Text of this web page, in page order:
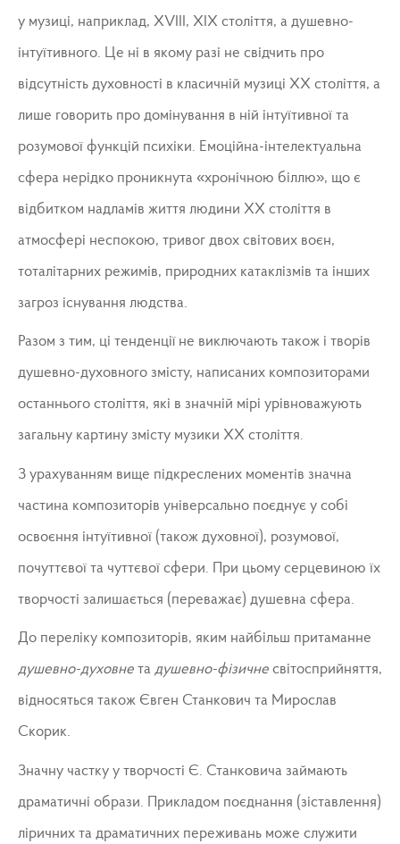
у музиці, наприклад, ХVІІІ, ХІХ століття, а душевно-
інтуїтивного. Це ні в якому разі не свідчить про
відсутність духовності в класичній музиці ХХ століття, а
лише говорить про домінування в ній інтуїтивної та
розумової функцій психіки. Емоційна-інтелектуальна
сфера нерідко проникнута «хронічною біллю», що є
відбитком надламів життя людини ХХ століття в
атмосфері неспокою, тривог двох світових воєн,
тоталітарних режимів, природних катаклізмів та інших
загроз існування людства.
Разом з тим, ці тенденції не виключають також і творів
душевно-духовного змісту, написаних композиторами
останнього століття, які в значній мірі урівноважують
загальну картину змісту музики ХХ століття.
З урахуванням вище підкреслених моментів значна
частина композиторів універсально поєднує у собі
освоєння інтуїтивної (також духовної), розумової,
почуттєвої та чуттєвої сфери. При цьому серцевиною їх
творчості залишається (переважає) душевна сфера.
До переліку композиторів, яким найбільш притаманне
душевно-духовне та душевно-фізичне світосприйняття,
відносяться також Євген Станкович та Мирослав
Скорик.
Значну частку у творчості Є. Станковича займають
драматичні образи. Прикладом поєднання (зіставлення)
ліричних та драматичних переживань може служити